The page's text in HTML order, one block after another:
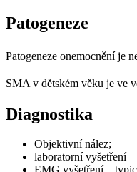
Patogeneze
Patogeneze onemocnění je
SMA v dětském věku je ve
Diagnostika
Objektivní nález;
laboratorní vyšetření